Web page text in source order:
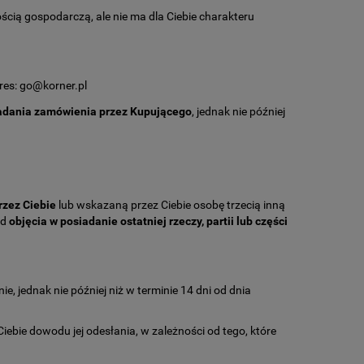
gospodarczą, ale nie ma dla Ciebie charakteru
go@korner.pl
zamówienia przez Kupującego, jednak nie później
Ciebie lub wskazaną przez Ciebie osobę trzecią inną
objęcia w posiadanie ostatniej rzeczy, partii lub części
jednak nie później niż w terminie 14 dni od dnia
dowodu jej odesłania, w zależności od tego, które